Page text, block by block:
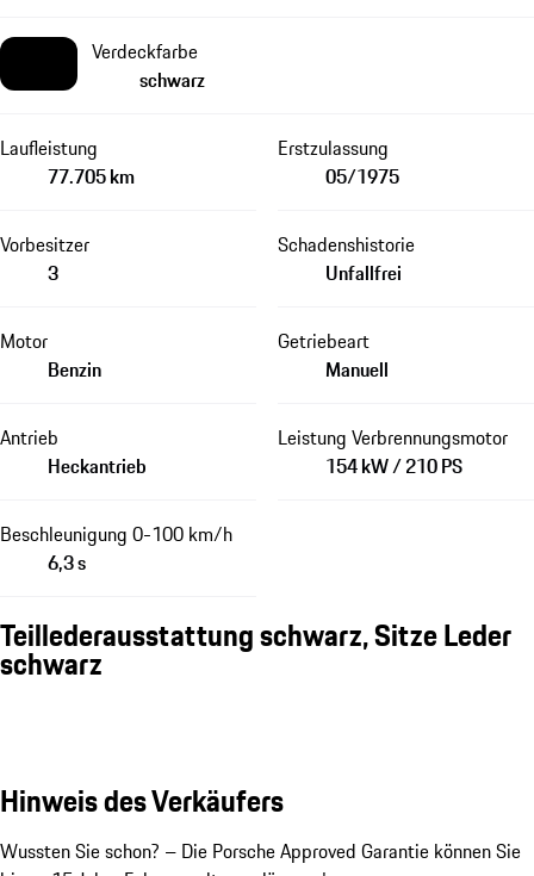
Verdeckfarbe
schwarz
Laufleistung
77.705 km
Erstzulassung
05/1975
Vorbesitzer
3
Schadenshistorie
Unfallfrei
Motor
Benzin
Getriebeart
Manuell
Antrieb
Heckantrieb
Leistung Verbrennungsmotor
154 kW / 210 PS
Beschleunigung 0-100 km/h
6,3 s
Teillederausstattung schwarz, Sitze Leder
schwarz
Hinweis des Verkäufers
Wussten Sie schon? – Die Porsche Approved Garantie können Sie